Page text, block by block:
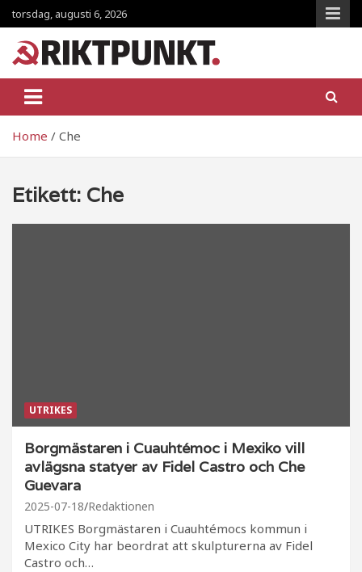
Skip
to
content
torsdag, augusti 6, 2026
RiktpunKt.nu
Home Che
Etikett: Che
UTRIKES
Borgmästaren i Cuauhtémoc i Mexiko vill
avlägsna statyer av Fidel Castro och Che
Guevara
2025-07-18 Redaktionen
UTRIKES Borgmästaren i Cuauhtémocs kommun i
Mexico City har beordrat att skulpturerna av Fidel
Castro och…